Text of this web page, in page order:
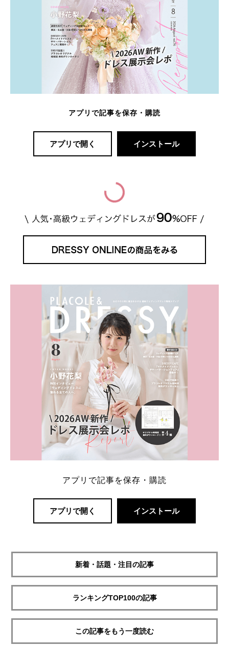
アプリで記事を保存・購読
アプリで開く インストール
アプリで記事を保存・購読
アプリで開く インストール
新着・話題・注目の記事
ランキングTOP100の記事
この記事をもう一度読む